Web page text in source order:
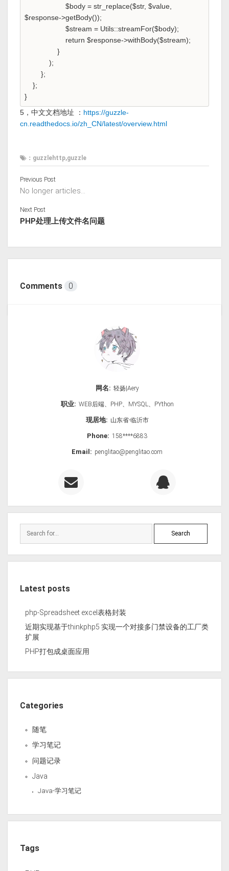
$body = str_replace($str, $value,
$response->getBody());
$stream = Utils::streamFor($body);
return $response->withBody($stream);
}
);
};
};
}
5，中文文档地址 ： https://guzzle-
cn.readthedocs.io/zh_CN/latest/overview.html
：guzzlehttp,guzzle
Previous Post
No longer articles...
Next Post
PHP处理上传文件名问题
Comments 0
网名: 轻扬|Aery
职业: WEB后端、PHP、MYSQL、PYthon
现居地: 山东省-临沂市
Phone: 158****6883
Email: penglitao@penglitao.com
Latest posts
php-Spreadsheet excel表格封装
近期实现基于thinkphp5 实现一个对接多门禁设备的工厂类
扩展
PHP打包成桌面应用
Categories
随笔
学习笔记
问题记录
Java
Java-学习笔记
Tags